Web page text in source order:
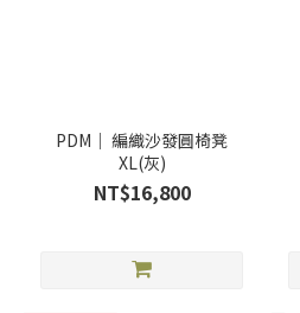
PDM｜ 編織沙發圓椅凳
XL(灰)
NT$16,800